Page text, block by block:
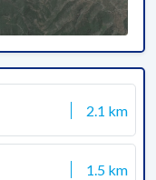
2.1 km
1.5 km